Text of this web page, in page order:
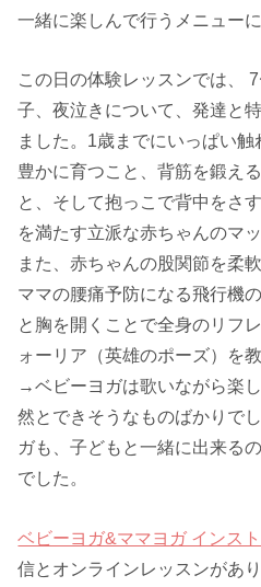
一緒に楽しんで行うメニュー
この日の体験レッスンでは、
子、夜泣きについて、発達と
ました。1歳までにいっぱい
豊かに育つこと、背筋を鍛え
と、そして抱っこで背中をさ
を満たす立派な赤ちゃんのマ
また、赤ちゃんの股関節を柔
ママの腰痛予防になる飛行機
と胸を開くことで全身のリフ
ォーリア（英雄のポーズ）を
→ベビーヨガは歌いながら楽
然とできそうなものばかりで
ガも、子どもと一緒に出来る
でした。
ベビーヨガ&ママヨガ インス
信とオンラインレッスンがあり